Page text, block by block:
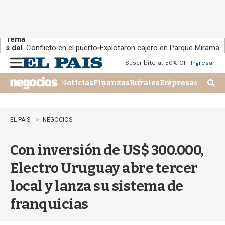
Tema
s del
día:
Conflicto en el puerto Explotaron cajero en Parque Miramar
n
u
Suscribite al 50% OFFIngresar
NoticiasFinanzasRuralesEmpresas
M
o
EL PAÍS NEGOCIOS
Con inversión de US$ 300.000,
Electro Uruguay abre tercer
local y lanza su sistema de
franquicias